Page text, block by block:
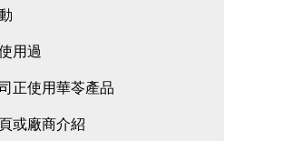
用過
正使用華苓產品
或廠商介紹